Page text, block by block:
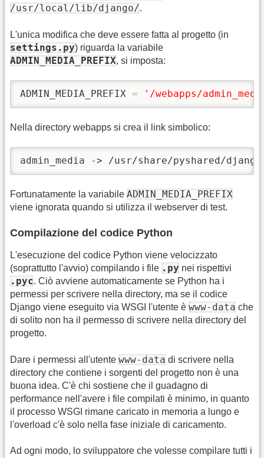
/usr/local/lib/django/.
L'unica modifica che deve essere fatta al progetto (in
settings.py) riguarda la variabile
ADMIN_MEDIA_PREFIX, si imposta:
ADMIN_MEDIA_PREFIX = '/webapps/
Nella directory webapps si crea il link simbolico:
admin_media -> /usr/share/pyshared/
Fortunatamente la variabile ADMIN_MEDIA_PREFIX
viene ignorata quando si utilizza il webserver di test.
Compilazione del codice Python
L'esecuzione del codice Python viene velocizzato
(soprattutto l'avvio) compilando i file .py nei rispettivi
.pyc. Ciò avviene automaticamente se Python ha i
permessi per scrivere nella directory, ma se il codice
Django viene eseguito via WSGI l'utente è www-data che
di solito non ha il permesso di scrivere nella directory del
progetto.
Dare i permessi all'utente www-data di scrivere nella
directory che contiene i sorgenti del progetto non è una
buona idea. C'è chi sostiene che il guadagno di
performance nell'avere i file compilati è minimo, in quanto
il processo WSGI rimane caricato in memoria a lungo e
l'overload c'è solo nella fase iniziale di caricamento.
Ad ogni modo, lo sviluppatore che volesse compilare tutti i